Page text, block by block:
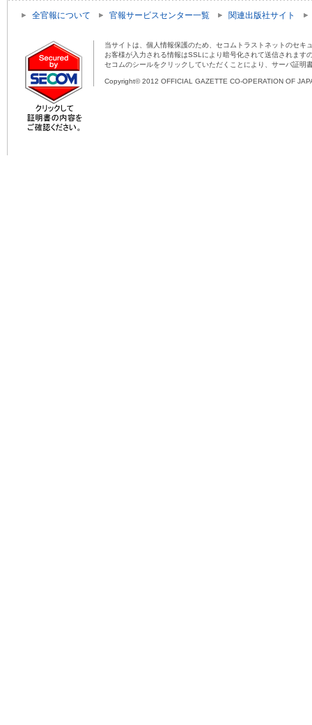
全官報について 官報サービスセンター一覧 関連出版社サイト
当サイトは、個人情報保護のため、セコムトラストネットのセキ
お客様が入力される情報はSSLにより暗号化されて送信されま
セコムのシールをクリックしていただくことにより、サーバ証明
Copyright© 2012 OFFICIAL GAZETTE CO-OPERATION OF